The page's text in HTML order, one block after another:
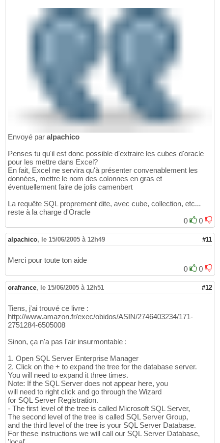
Envoyé par alpachico
Penses tu qu'il est donc possible d'extraire les cubes d'oracle
pour les mettre dans Excel?
En fait, Excel ne servira qu'à présenter convenablement les
données, mettre le nom des colonnes en gras et
éventuellement faire de jolis camenbert
La requête SQL proprement dite, avec cube, collection, etc...
reste à la charge d'Oracle
0
0
alpachico, le 15/06/2005 à 12h49 #11
Merci pour toute ton aide
0
0
orafrance, le 15/06/2005 à 12h51 #12
Tiens, j'ai trouvé ce livre :
http://www.amazon.fr/exec/obidos/ASIN/2746403234/171-
2751284-6505008
Sinon, ça n'a pas l'air insurmontable :
1. Open SQL Server Enterprise Manager
2. Click on the + to expand the tree for the database server.
You will need to expand it three times.
Note: If the SQL Server does not appear here, you
will need to right click and go through the Wizard
for SQL Server Registration.
- The first level of the tree is called Microsoft SQL Server,
The second level of the tree is called SQL Server Group,
and the third level of the tree is your SQL Server Database.
For these instructions we will call our SQL Server Database,